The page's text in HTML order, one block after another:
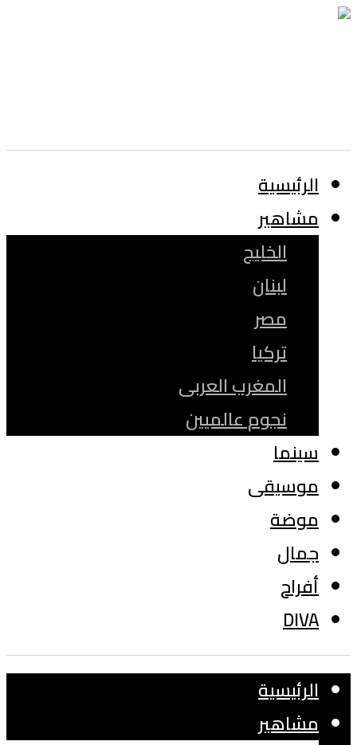
الرئيسية
مشاهير
الخليج
لبنان
مصر
تركيا
المغرب العربى
نجوم عالميين
سينما
موسيقى
موضة
جمال
أفراح
DIVA
الرئيسية
مشاهير